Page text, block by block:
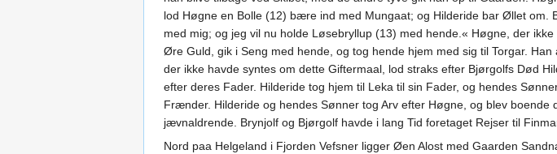
lod Høgne en Bolle (12) bære ind med Mungaat; og Hilderide bar Øllet
med mig; og jeg vil nu holde Løsebryllup (13) med hende.« Høgne, der
Øre Guld, gik i Seng med hende, og tog hende hjem med sig til Torgar.
der ikke havde syntes om dette Giftermaal, lod straks efter Bjørgolfs Død
efter deres Fader. Hilderide tog hjem til Leka til sin Fader, og hendes
Frænder. Hilderide og hendes Sønner tog Arv efter Høgne, og blev
jævnaldrende. Brynjolf og Bjørgolf havde i lang Tid foretaget Rejser til
Nord paa Helgeland i Fjorden Vefsner ligger Øen Alost med Gaarden